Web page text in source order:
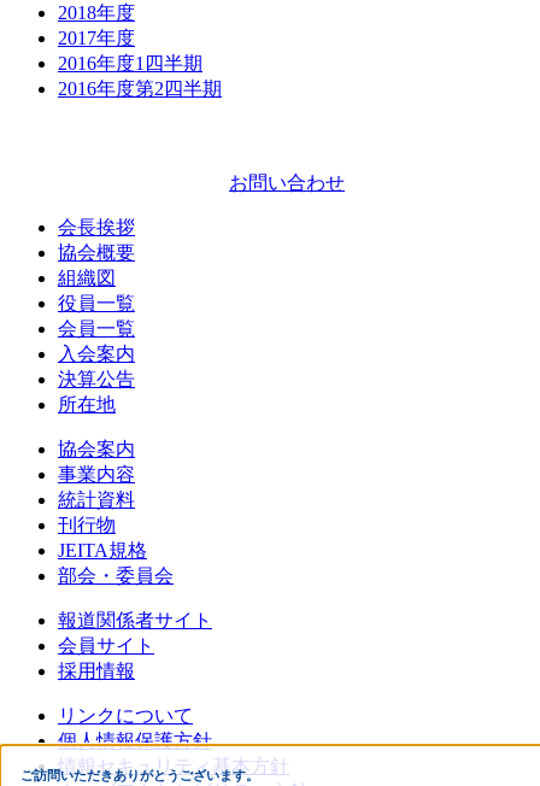
2018年度
2017年度
2016年度1四半期
2016年度第2四半期
お問い合わせ
会長挨拶
協会概要
組織図
役員一覧
会員一覧
入会案内
決算公告
所在地
協会案内
事業内容
統計資料
刊行物
JEITA規格
部会・委員会
報道関係者サイト
会員サイト
採用情報
リンクについて
個人情報保護方針
情報セキュリティ基本方針
ご訪問いただきありがとうございます。